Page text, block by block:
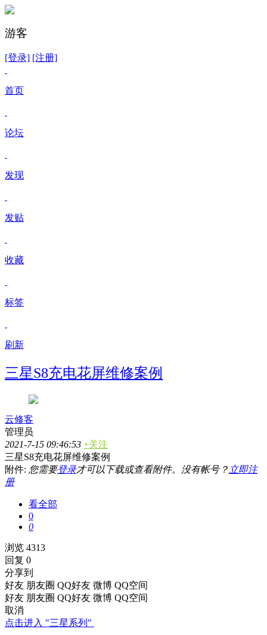
游客
[登录] [注册]
首页
论坛
发现
发贴
收藏
标签
刷新
三星S8充电花屏维修案例
云修客
管理员
2021-7-15 09:46:53 +关注
三星S8充电花屏维修案例
附件: 您需要登录才可以下载或查看附件。没有帐号？ 立即注
册
看全部
0
0
浏览 4313
回复 0
分享到
好友 朋友圈 QQ好友 微博 QQ空间
好友 朋友圈 QQ好友 微博 QQ空间
取消
点击进入 "三星系列"